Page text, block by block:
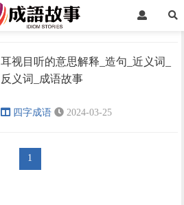
耳视目听的意思解释_造句_近义词_
反义词_成语故事
四字成语 2024-03-25
1